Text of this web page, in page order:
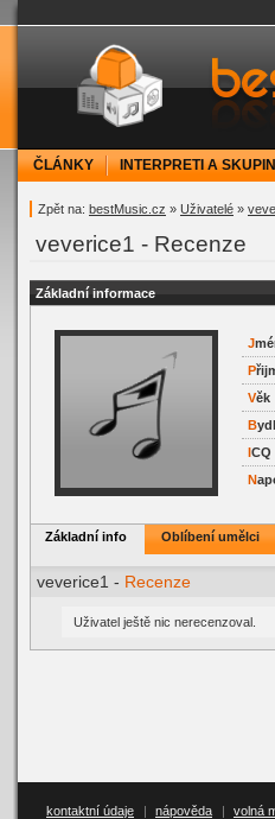
bestMusic.cz -
ČLÁNKY INTERPRETI A
Zpět na: bestMusic.cz » Uživatelé »
veverice1 - Recenze
Základní informace
J
P
Věk
B
ICQ
N
Základní info Oblíbení umělci
veverice1 - Recenze
Uživatel ještě nic nerecenzoval.
kontaktní údaje | nápověda | volná